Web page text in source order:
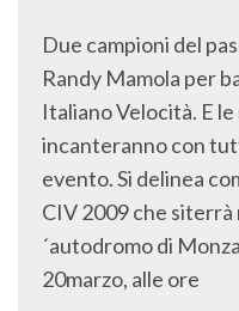
Due campioni del
Randy Mamola per
Italiano Velocità. E
incanteranno con
evento. Si delinea
CIV 2009 che siterrà
´autodromo di
20marzo, alle ore